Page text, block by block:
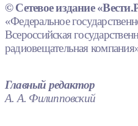
© Сетевое издание
«Федеральное
Всероссийская
радиовещательная
Главный редактор
А. А. Филипповский